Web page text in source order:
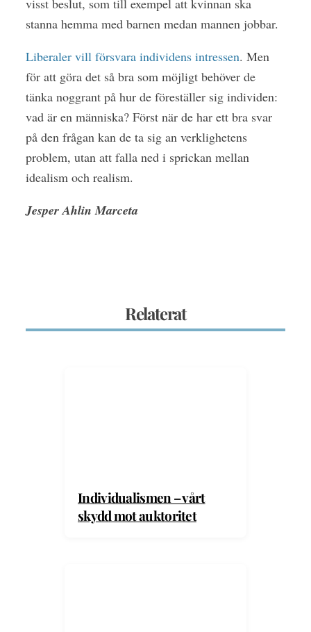
stanna hemma med barnen medan mannen jobbar.
Liberaler vill försvara individens intressen. Men
för att göra det så bra som möjligt behöver de
tänka noggrant på hur de föreställer sig individen:
vad är en människa? Först när de har ett bra svar
på den frågan kan de ta sig an verklighetens
problem, utan att falla ned i sprickan mellan
idealism och realism.
Jesper Ahlin Marceta
Relaterat
Individualismen – vårt
skydd mot auktoritet